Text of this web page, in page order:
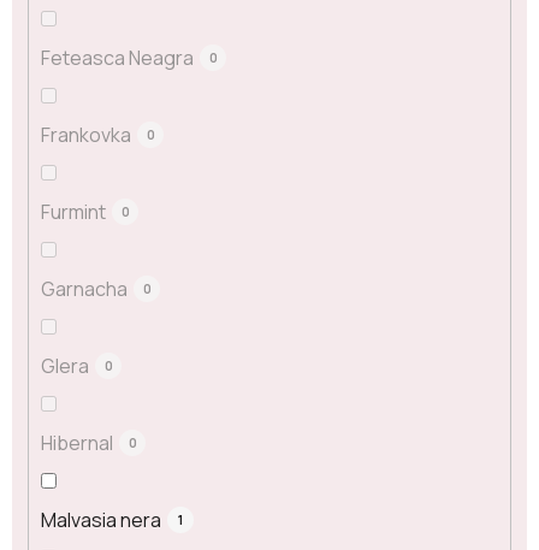
Feteasca Neagra 0
Frankovka 0
Furmint 0
Garnacha 0
Glera 0
Hibernal 0
Malvasia nera 1